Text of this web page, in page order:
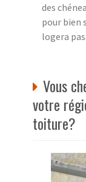
des
pour bien
logera pas.
Vous
votre
toiture?